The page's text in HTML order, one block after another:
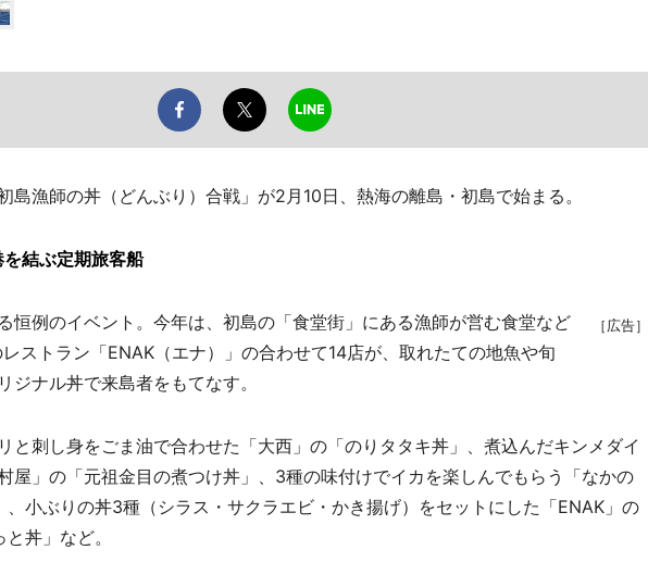
漁師の丼（どんぶり）合戦」が2月10日、熱海の離島・初島で始まる。
結ぶ定期旅客船
［広告］
恒例のイベント。今年は、初島の「食堂街」にある漁師が営む食堂など
ストラン「ENAK（エナ）」の合わせて14店が、取れたての地魚や旬
ジナル丼で来島者をもてなす。
と刺し身をごま油で合わせた「大西」の「のりタタキ丼」、煮込んだキンメダイ
屋」の「元祖金目の煮つけ丼」、3種の味付けでイカを楽しんでもらう「なかの
、小ぶりの丼3種（シラス・サクラエビ・かき揚げ）をセットにした「ENAK」の
丼」など。